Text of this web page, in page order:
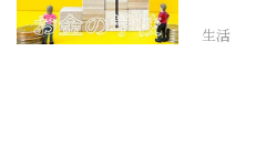
生活